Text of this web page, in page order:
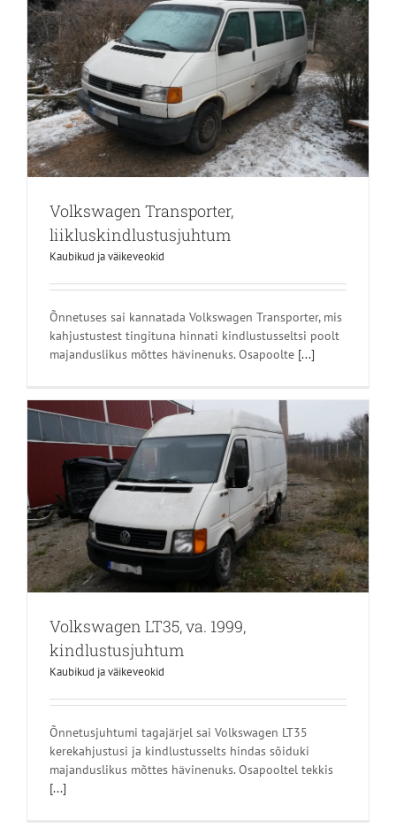
Volkswagen Transporter,
liikluskindlustusjuhtum
Kaubikud ja väikeveokid
Õnnetuses sai kannatada Volkswagen Transporter, mis
kahjustustest tingituna hinnati kindlustusseltsi poolt
majanduslikus mõttes hävinenuks. Osapoolte [...]
Volkswagen LT35, va. 1999,
kindlustusjuhtum
Kaubikud ja väikeveokid
Õnnetusjuhtumi tagajärjel sai Volkswagen LT35
kerekahjustusi ja kindlustusselts hindas sõiduki
majanduslikus mõttes hävinenuks. Osapooltel tekkis
[...]